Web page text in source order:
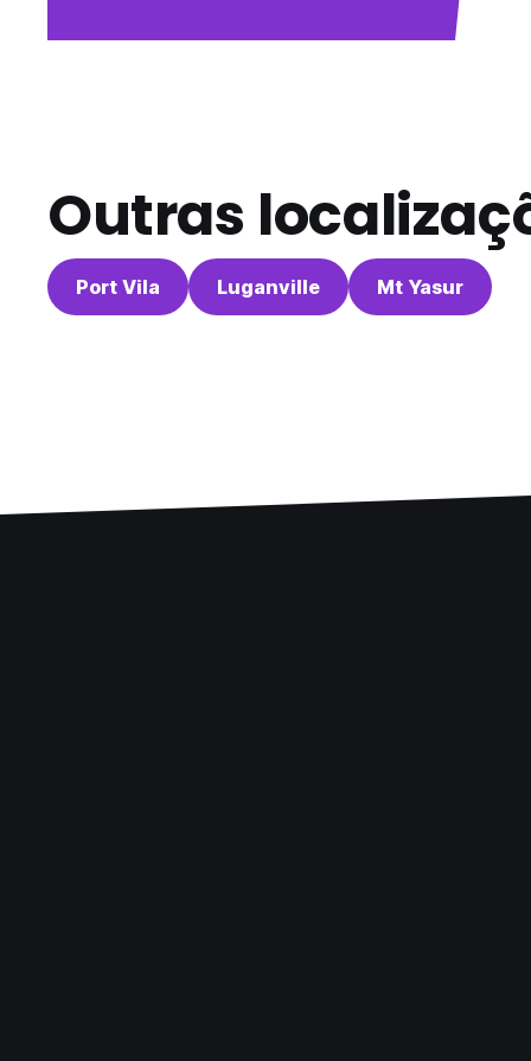
Outras
Port Vila Luganville Mt Yasur